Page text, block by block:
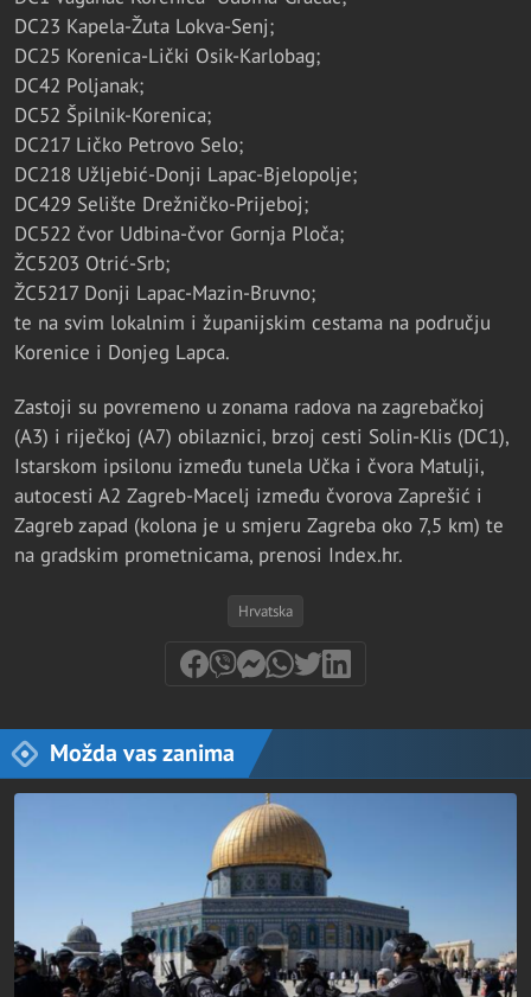
DC23 Kapela-Žuta Lokva-Senj;
DC25 Korenica-Lički Osik-Karlobag;
DC42 Poljanak;
DC52 Špilnik-Korenica;
DC217 Ličko Petrovo Selo;
DC218 Užljebić-Donji Lapac-Bjelopolje;
DC429 Selište Drežničko-Prijeboj;
DC522 čvor Udbina-čvor Gornja Ploča;
ŽC5203 Otrić-Srb;
ŽC5217 Donji Lapac-Mazin-Bruvno;
te na svim lokalnim i županijskim cestama na području
Korenice i Donjeg Lapca.
Zastoji su povremeno u zonama radova na zagrebačkoj
(A3) i riječkoj (A7) obilaznici, brzoj cesti Solin-Klis (DC1),
Istarskom ipsilonu između tunela Učka i čvora Matulji,
autocesti A2 Zagreb-Macelj između čvorova Zaprešić i
Zagreb zapad (kolona je u smjeru Zagreba oko 7,5 km) te
na gradskim prometnicama, prenosi Index.hr.
Hrvatska
Možda vas zanima